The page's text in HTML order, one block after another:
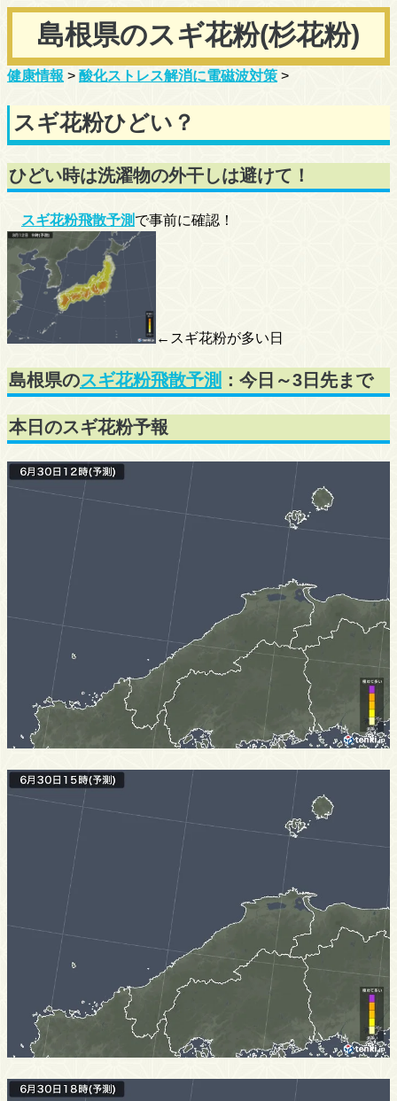
島根県のスギ花粉(杉花粉)
健康情報 > 酸化ストレス解消に電磁波対策 >
スギ花粉ひどい？
ひどい時は洗濯物の外干しは避けて！
スギ花粉飛散予測 で事前に確認！
←スギ花粉が多い日
島根県のスギ花粉飛散予測 ：今日～3日先まで
本日のスギ花粉予報